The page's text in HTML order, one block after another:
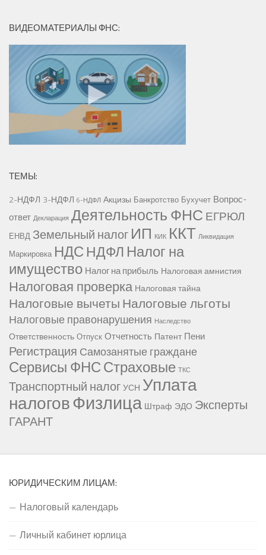
ВИДЕОМАТЕРИАЛЫ ФНС:
ТЕМЫ:
2-НДФЛ 3-НДФЛ 6-НДФЛ Акцизы Банкротство Бухучет Вопрос-
ответ Декларация Деятельность ФНС ЕГРЮЛ
ЕНВД Земельный налог ИП КИК ККТ Ликвидация
Маркировка НДС НДФЛ Налог на
имущество Налог на прибыль Налоговая амнистия
Налоговая проверка Налоговая тайна
Налоговые вычетыНалоговые льготы
Налоговые правонарушения Наследство
Ответственность Отпуск Отчетность Патент Пени
Регистрация Самозанятые граждане
Сервисы ФНССтраховые ТКС
Транспортный налогУСН Уплата
налоговФизлица Штраф ЭДО Эксперты
ГАРАНТ
ЮРИДИЧЕСКИМ ЛИЦАМ:
Налоговый календарь
Личный кабинет юрлица